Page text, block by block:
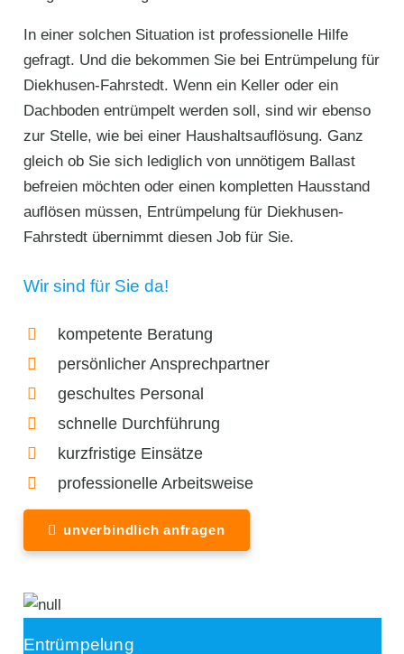
In einer solchen Situation ist professionelle Hilfe
gefragt. Und die bekommen Sie bei Entrümpelung für
Diekhusen-Fahrstedt. Wenn ein Keller oder ein
Dachboden entrümpelt werden soll, sind wir ebenso
zur Stelle, wie bei einer Haushaltsauflösung. Ganz
gleich ob Sie sich lediglich von unnötigem Ballast
befreien möchten oder einen kompletten Hausstand
auflösen müssen, Entrümpelung für Diekhusen-
Fahrstedt übernimmt diesen Job für Sie.
Wir sind für Sie da!
kompetente Beratung
persönlicher Ansprechpartner
geschultes Personal
schnelle Durchführung
kurzfristige Einsätze
professionelle Arbeitsweise
unverbindlich anfragen
Entrümpelung